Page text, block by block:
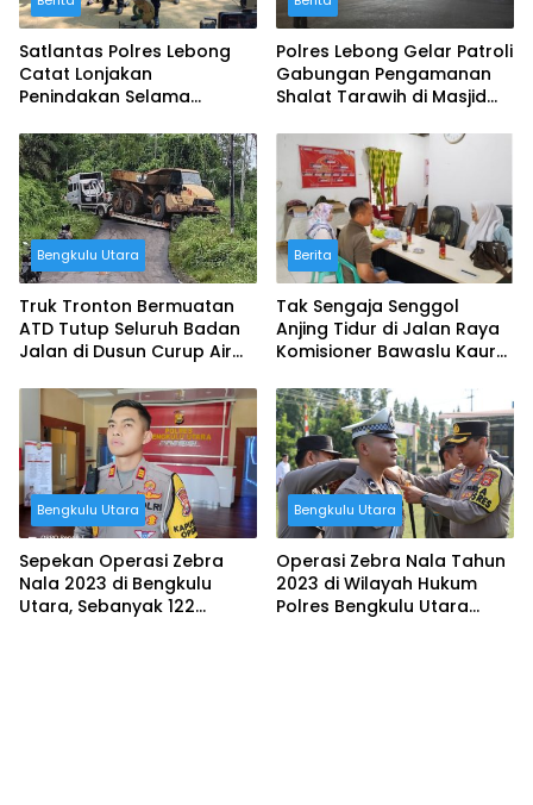
Satlantas Polres Lebong
Catat Lonjakan
Penindakan Selama
Polres Lebong Gelar Patroli
Gabungan Pengamanan
Shalat Tarawih di Masjid
Bengkulu Utara
Truk Tronton Bermuatan
ATD Tutup Seluruh Badan
Jalan di Dusun Curup Air
Mencari Jalan Alternatif
Berita
Tak Sengaja Senggol
Anjing Tidur di Jalan Raya
Komisioner Bawaslu Kaur
Penganiayaan
Bengkulu Utara
Sepekan Operasi Zebra
Nala 2023 di Bengkulu
Utara, Sebanyak 122
Bengkulu Utara
Operasi Zebra Nala Tahun
2023 di Wilayah Hukum
Polres Bengkulu Utara